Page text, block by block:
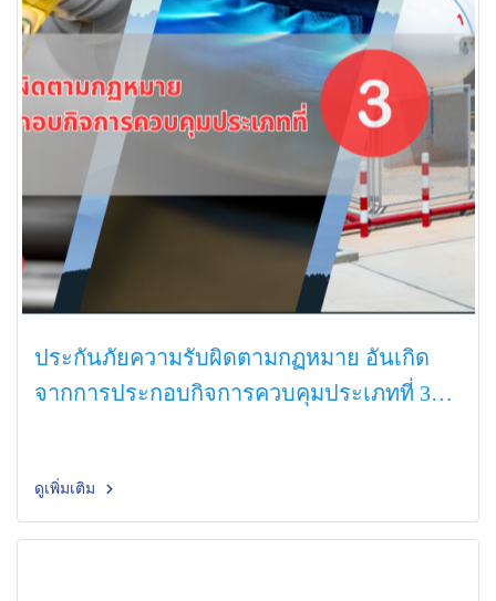
ประกันภัยความรับผิดตามกฏหมาย อันเกิด
จากการประกอบกิจการควบคุมประเภทที่ 3
ดูเพิ่มเติม